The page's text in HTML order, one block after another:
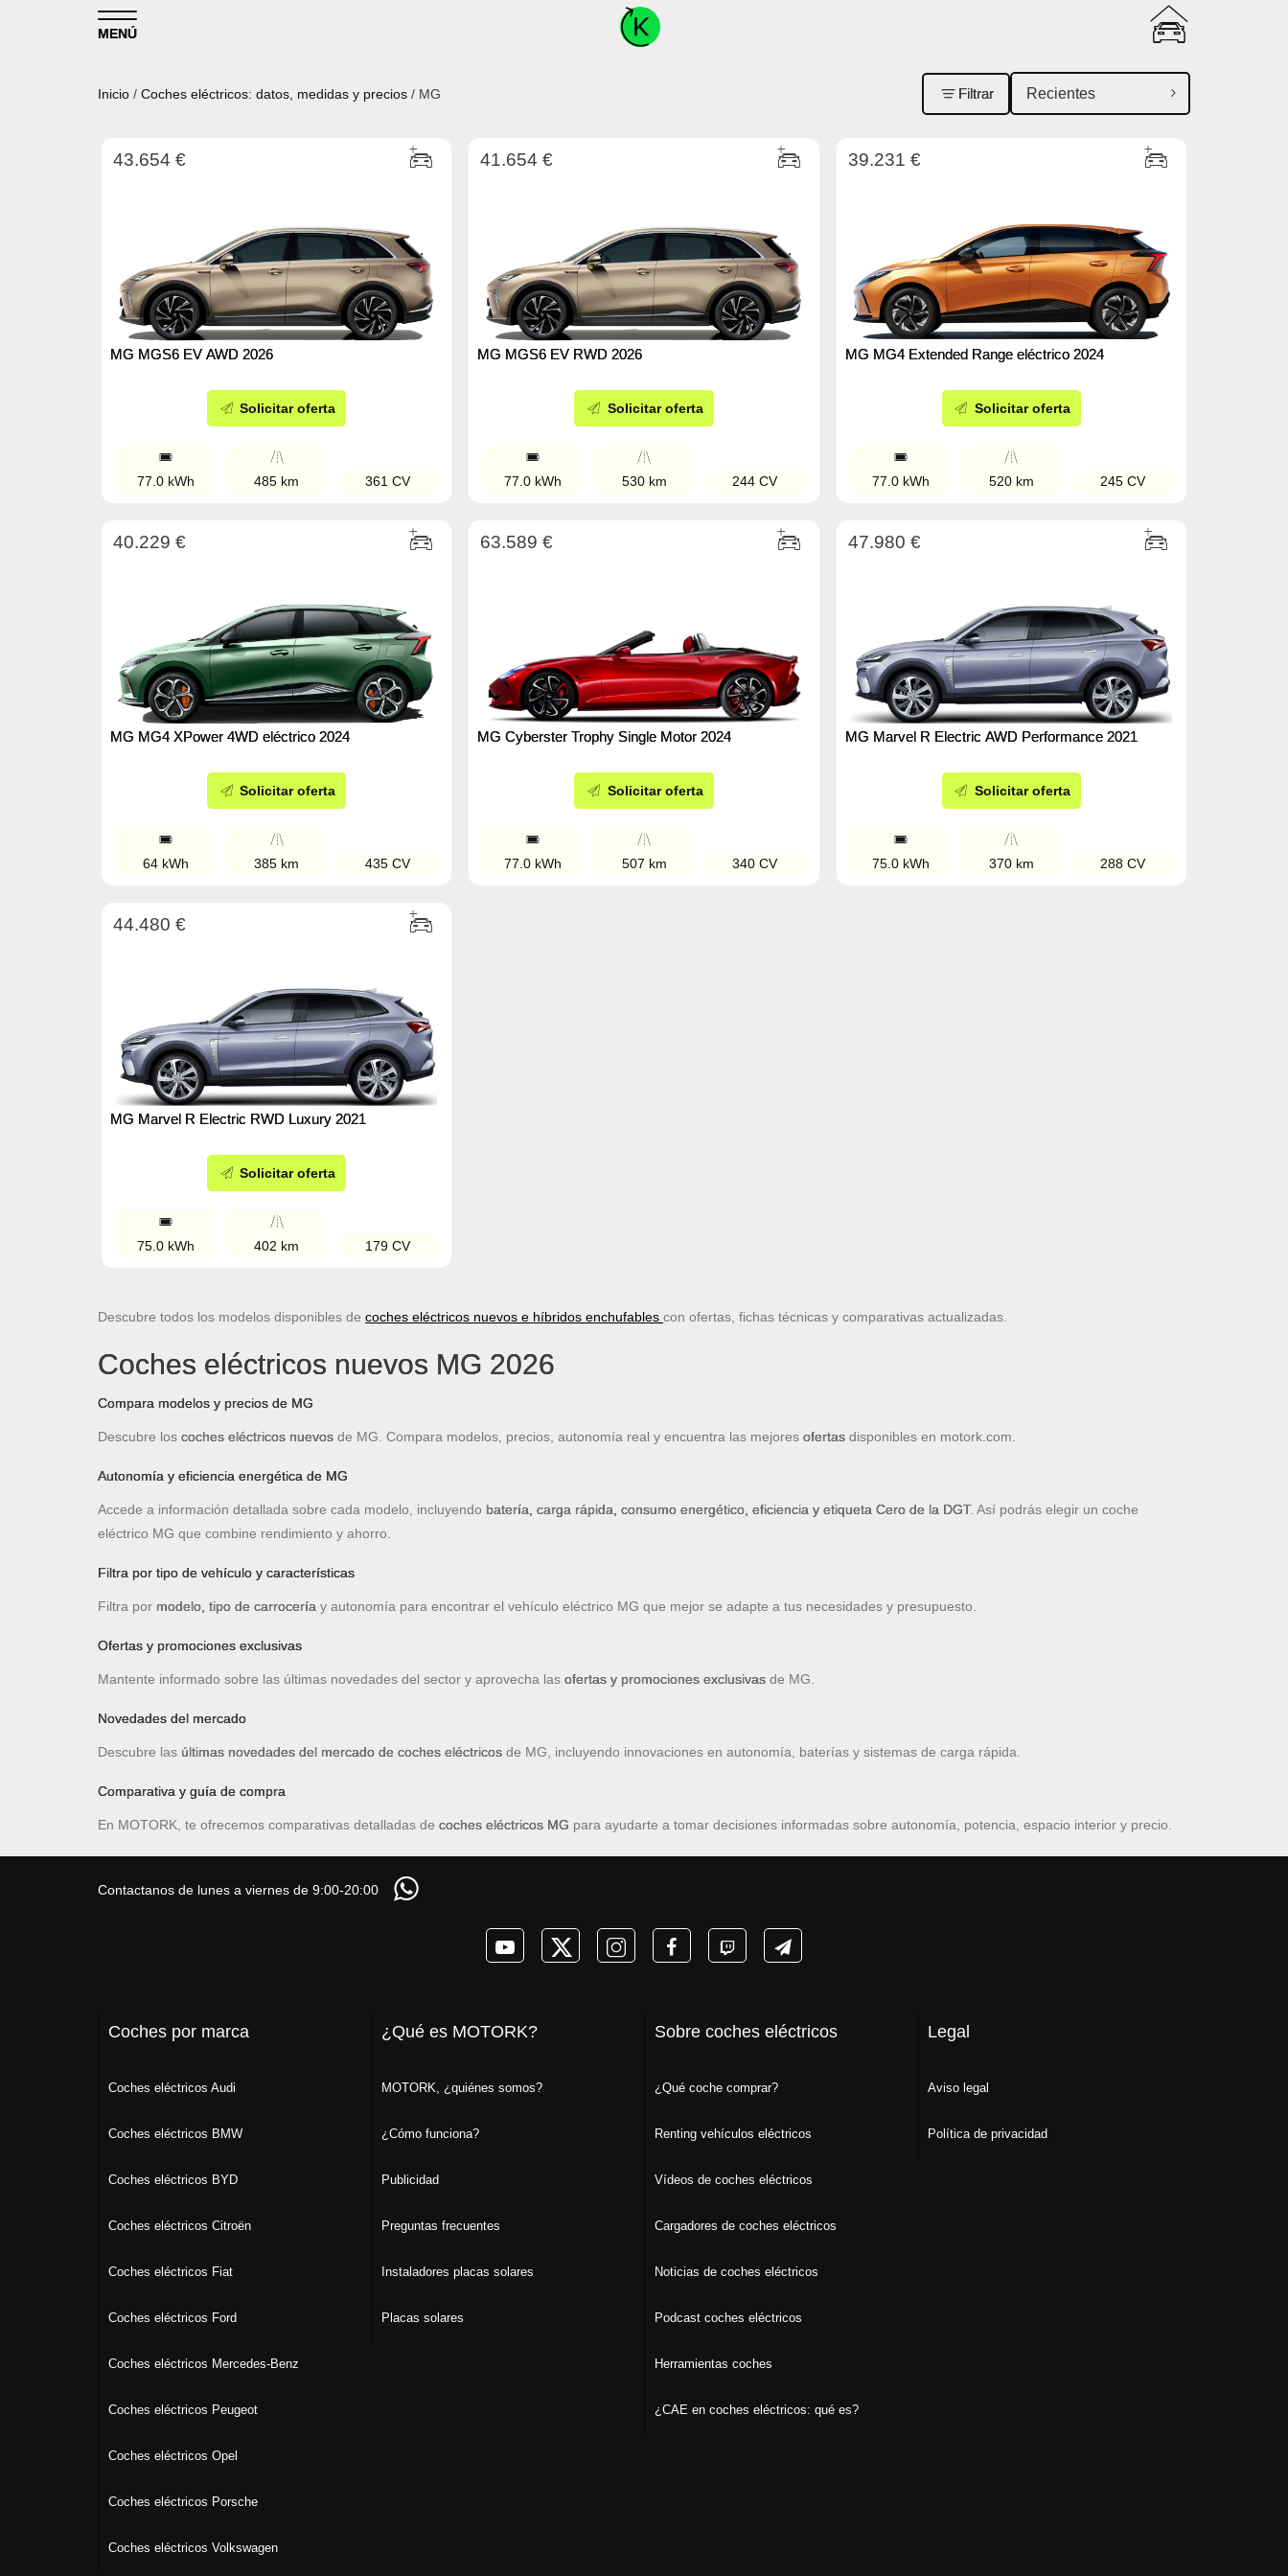
MENÚ
Inicio / Coches eléctricos: datos, medidas y precios / MG Filtrar
43.654 €
MG MGS6 EV AWD 2026
Solicitar oferta
77.0 kWh 485 km 361 CV
41.654 €
MG MGS6 EV RWD 2026
Solicitar oferta
77.0 kWh 530 km 244 CV
39.231 €
MG MG4 Extended Range eléctrico 2024
Solicitar oferta
77.0 kWh 520 km 245 CV
40.229 €
MG MG4 XPower 4WD eléctrico 2024
Solicitar oferta
64 kWh 385 km 435 CV
63.589 €
MG Cyberster Trophy Single Motor 2024
Solicitar oferta
77.0 kWh 507 km 340 CV
47.980 €
MG Marvel R Electric AWD Performance 2021
Solicitar oferta
75.0 kWh 370 km 288 CV
44.480 €
MG Marvel R Electric RWD Luxury 2021
Solicitar oferta
75.0 kWh 402 km 179 CV
Descubre todos los modelos disponibles de coches eléctricos nuevos e híbridos enchufables con ofertas, fichas técnicas y comparativas actualizadas.
Coches eléctricos nuevos MG 2026
Compara modelos y precios de MG
Descubre los coches eléctricos nuevos de MG. Compara modelos, precios, autonomía real y encuentra las mejores ofertas disponibles en motork.com.
Autonomía y eficiencia energética de MG
Accede a información detallada sobre cada modelo, incluyendo batería, carga rápida, consumo energético, eficiencia y etiqueta Cero de la DGT. Así podrás elegir un coche
eléctrico MG que combine rendimiento y ahorro.
Filtra por tipo de vehículo y características
Filtra por modelo, tipo de carrocería y autonomía para encontrar el vehículo eléctrico MG que mejor se adapte a tus necesidades y presupuesto.
Ofertas y promociones exclusivas
Mantente informado sobre las últimas novedades del sector y aprovecha las ofertas y promociones exclusivas de MG.
Novedades del mercado
Descubre las últimas novedades del mercado de coches eléctricos de MG, incluyendo innovaciones en autonomía, baterías y sistemas de carga rápida.
Comparativa y guía de compra
En MOTORK, te ofrecemos comparativas detalladas de coches eléctricos MG para ayudarte a tomar decisiones informadas sobre autonomía, potencia, espacio interior y precio.
Contactanos de lunes a viernes de 9:00-20:00
Coches por marca
Coches eléctricos Audi
Coches eléctricos BMW
Coches eléctricos BYD
Coches eléctricos Citroën
Coches eléctricos Fiat
Coches eléctricos Ford
Coches eléctricos Mercedes-Benz
Coches eléctricos Peugeot
Coches eléctricos Opel
Coches eléctricos Porsche
Coches eléctricos Volkswagen
¿Qué es MOTORK?
MOTORK, ¿quiénes somos?
¿Cómo funciona?
Publicidad
Preguntas frecuentes
Instaladores placas solares
Placas solares
Sobre coches eléctricos
¿Qué coche comprar?
Renting vehículos eléctricos
Vídeos de coches eléctricos
Cargadores de coches eléctricos
Noticias de coches eléctricos
Podcast coches eléctricos
Herramientas coches
¿CAE en coches eléctricos: qué es?
Legal
Aviso legal
Política de privacidad